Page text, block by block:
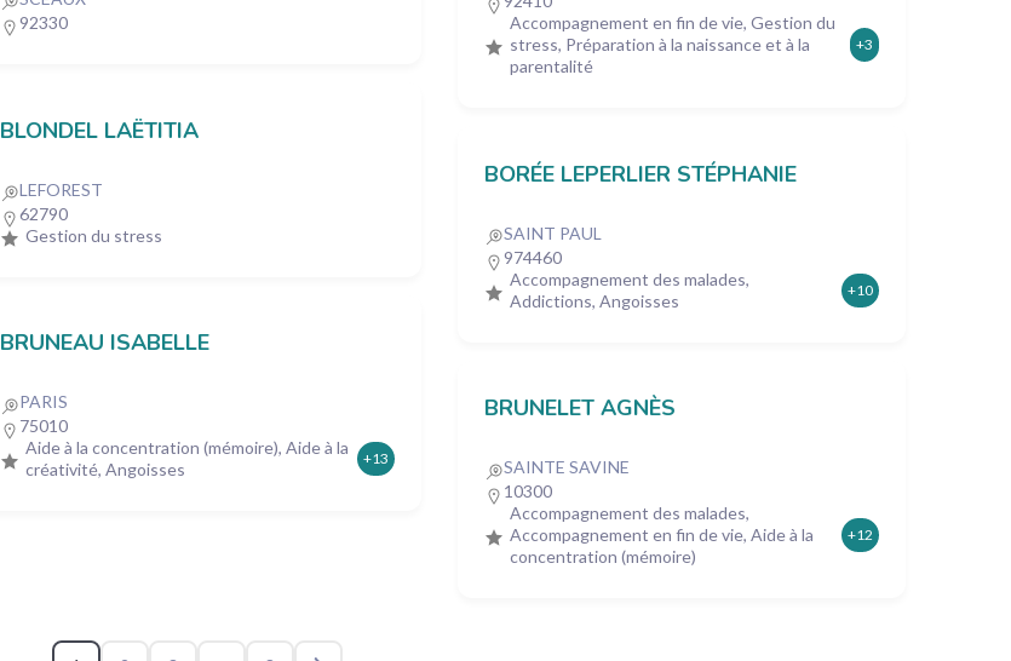
92330
Accompagnement en fin de vie, Gestion du
stress, Préparation à la naissance et à la
parentalité
+3
BLONDEL LAËTITIA
LEFOREST
62790
Gestion du stress
BORÉE LEPERLIER STÉPHANIE
SAINT PAUL
974460
Accompagnement des malades,
Addictions, Angoisses
+10
BRUNEAU ISABELLE
PARIS
75010
Aide à la concentration (mémoire), Aide à la
créativité, Angoisses
+13
BRUNELET AGNÈS
SAINTE SAVINE
10300
Accompagnement des malades,
Accompagnement en fin de vie, Aide à la
concentration (mémoire)
+12